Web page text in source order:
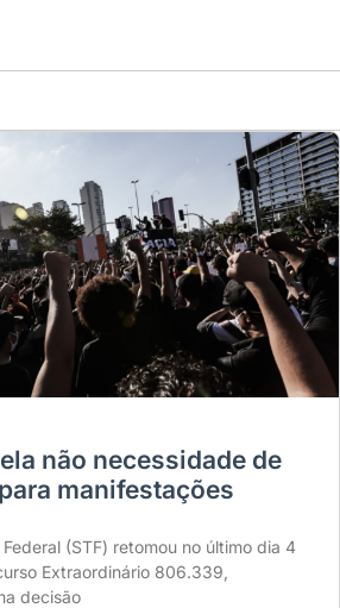
não necessidade de
manifestações
(STF) retomou no último dia 4
Extraordinário 806.339,
decisão